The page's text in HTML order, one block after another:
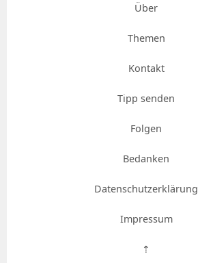
Über
Themen
Kontakt
Tipp senden
Folgen
Bedanken
Datenschutzerklärung
Impressum
⇡